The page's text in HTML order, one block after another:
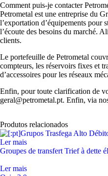
Comment puis-je contacter
Petrometal est une entreprise du
l’exportation d’équipements pour
l’écoute des besoins du marché.
clients.
Le portefeuille de Petrometal
compteurs, les réservoirs fixes et
d’accessoires pour les réseaux
Enfin, pour toute clarification de
geral@petrometal.pt. Enfin, via
Produtos relacionados
Ler mais
Groupes de transfert Trief à dette
Ler mais